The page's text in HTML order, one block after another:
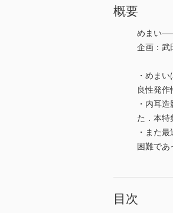
概要
めまい
企画：武
・めま
良性発作
・内耳
た．本特
・また
困難であ
目次